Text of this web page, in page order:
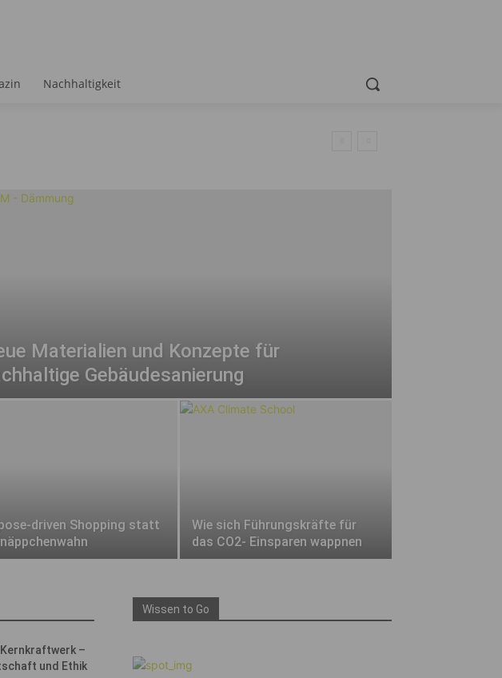
Nachhaltigkeit
Materialien und Konzepte für
Gebäudesanierung
driven Shopping statt
Wie sich Führungskräfte für
das CO2- Einsparen wappnen
–
und Ethik
Wissen to Go